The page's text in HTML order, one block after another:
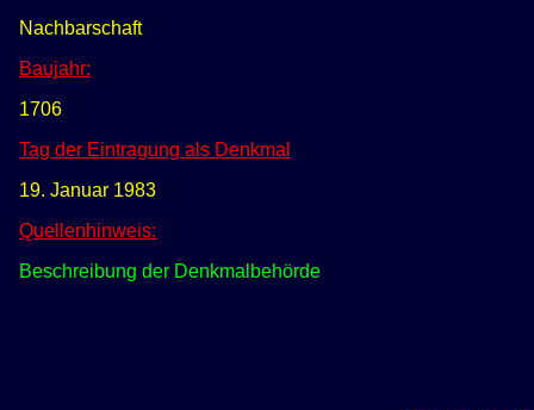
Nachbarschaft
Baujahr:
1706
Tag der Eintragung als Denkmal
19. Januar 1983
Quellenhinweis:
Beschreibung der Denkmalbehörde